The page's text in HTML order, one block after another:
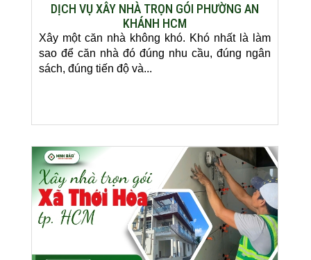
DỊCH VỤ XÂY NHÀ TRỌN GÓI PHƯỜNG AN
KHÁNH HCM
Xây một căn nhà không khó. Khó nhất là làm
sao để căn nhà đó đúng nhu cầu, đúng ngân
sách, đúng tiến độ và...